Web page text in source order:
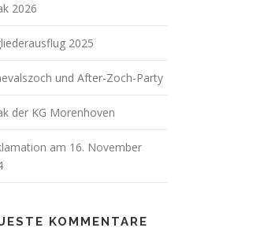
2026
2025
und After-Zoch-Party
der KG Morenhoven
am 16. November
KOMMENTARE